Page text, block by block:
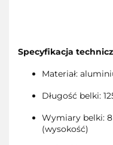
Specyfikacja
Materiał:
Długość belki:
Wymiary belki:
(wysokość)